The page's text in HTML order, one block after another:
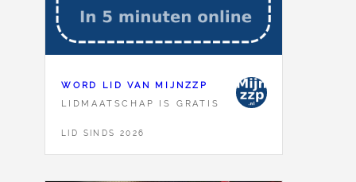
WORD LID VAN MIJNZZP
LIDMAATSCHAP IS GRATIS
LID SINDS 2026